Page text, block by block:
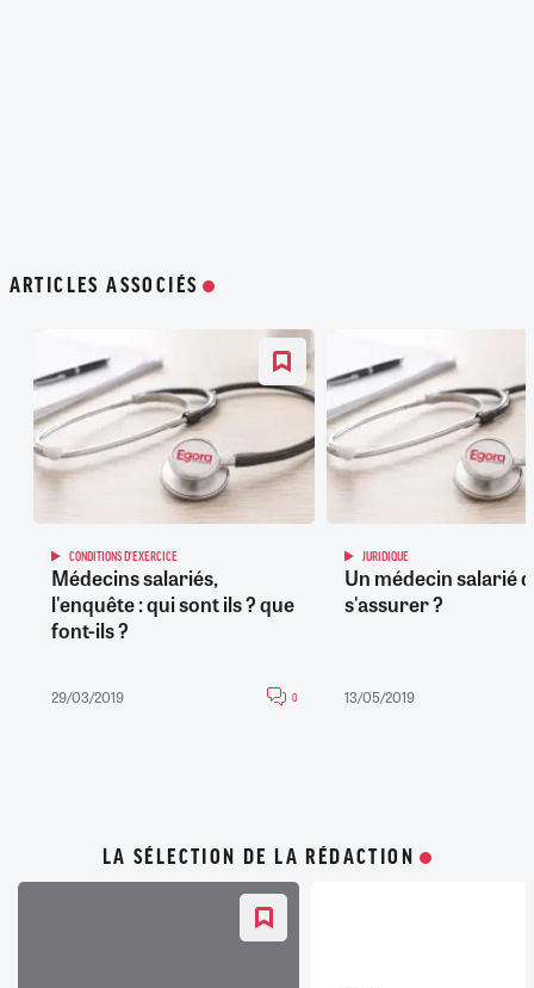
ARTICLES ASSOCIÉS
CONDITIONS D'EXERCICE
Médecins salariés,
l'enquête : qui sont ils ? que
font-ils ?
29/03/2019 0
JURIDIQUE
Un médecin salarié
s'assurer ?
13/05/2019
LA SÉLECTION DE LA RÉDACTION